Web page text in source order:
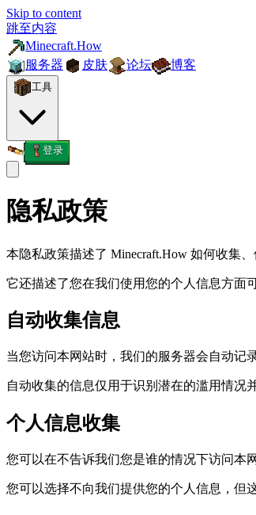
Skip to content
跳至内容
Minecraft.How
服务器
皮肤 论坛 博客
工具
登录
隐私政策
本隐私政策描述了 Minecraft.How 如何收集
它还描述了您在我们使用您的个人信息方面
自动收集信息
当您访问本网站时，我们的服务器会自动记
自动收集的信息仅用于识别潜在的滥用情况
个人信息收集
您可以在不告诉我们您是谁的情况下访问本
您可以选择不向我们提供您的个人信息，但